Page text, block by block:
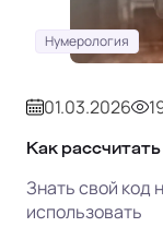
Нумерология
01.03.2026
Как
Знать свой код
использовать